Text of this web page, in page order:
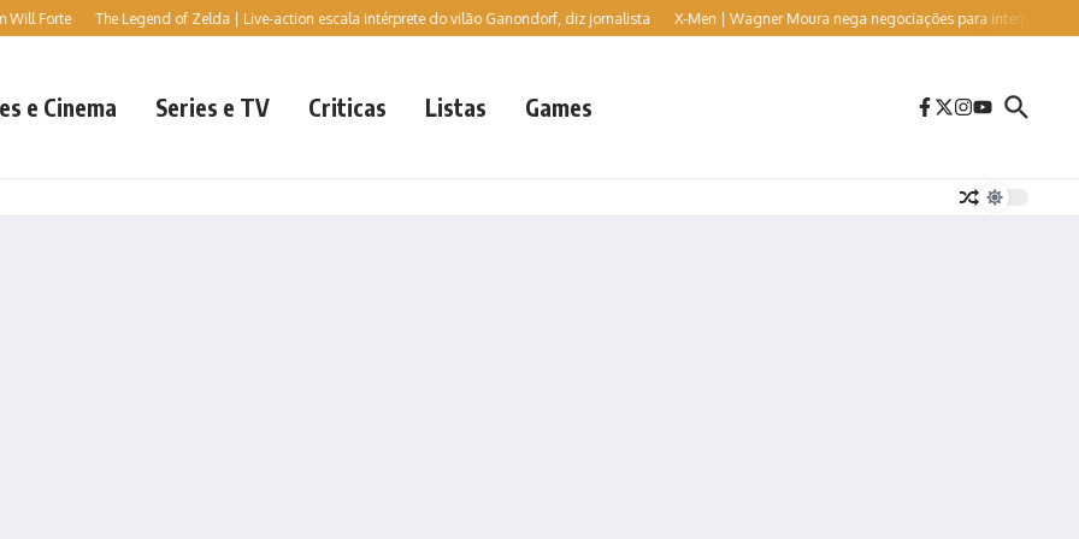
Forte The Legend of Zelda | Live-action escala intérprete do vilão Ganondorf, diz jornalista X-Men | Wagner Moura nega negociações para interpretar o vilão
e Cinema Series e TV Criticas Listas Games